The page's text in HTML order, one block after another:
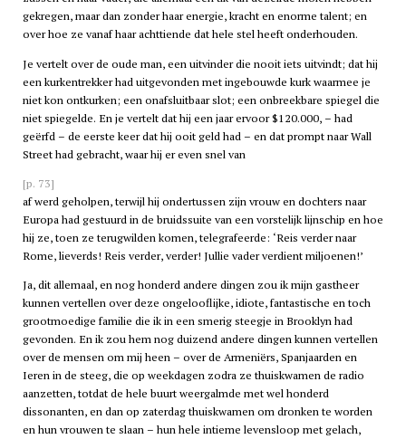
gekregen, maar dan zonder haar energie, kracht en enorme talent; en
over hoe ze vanaf haar achttiende dat hele stel heeft onderhouden.
Je vertelt over de oude man, een uitvinder die nooit iets uitvindt; dat hij
een kurkentrekker had uitgevonden met ingebouwde kurk waarmee je
niet kon ontkurken; een onafsluitbaar slot; een onbreekbare spiegel die
niet spiegelde. En je vertelt dat hij een jaar ervoor $120.000, – had
geërfd – de eerste keer dat hij ooit geld had – en dat prompt naar Wall
Street had gebracht, waar hij er even snel van
[p. 73]
af werd geholpen, terwijl hij ondertussen zijn vrouw en dochters naar
Europa had gestuurd in de bruidssuite van een vorstelijk lijnschip en hoe
hij ze, toen ze terugwilden komen, telegrafeerde: ‘Reis verder naar
Rome, lieverds! Reis verder, verder! Jullie vader verdient miljoenen!’
Ja, dit allemaal, en nog honderd andere dingen zou ik mijn gastheer
kunnen vertellen over deze ongelooflijke, idiote, fantastische en toch
grootmoedige familie die ik in een smerig steegje in Brooklyn had
gevonden. En ik zou hem nog duizend andere dingen kunnen vertellen
over de mensen om mij heen – over de Armeniërs, Spanjaarden en
Ieren in de steeg, die op weekdagen zodra ze thuiskwamen de radio
aanzetten, totdat de hele buurt weergalmde met wel honderd
dissonanten, en dan op zaterdag thuiskwamen om dronken te worden
en hun vrouwen te slaan – hun hele intieme levensloop met gelach,